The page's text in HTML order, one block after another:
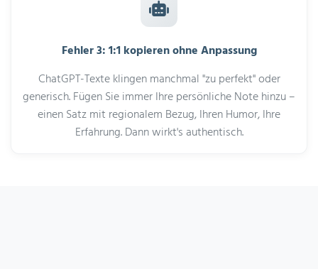
Fehler 3: 1:1 kopieren ohne Anpassung
ChatGPT-Texte klingen manchmal "zu perfekt" oder
generisch. Fügen Sie immer Ihre persönliche Note hinzu –
einen Satz mit regionalem Bezug, Ihren Humor, Ihre
Erfahrung. Dann wirkt's authentisch.